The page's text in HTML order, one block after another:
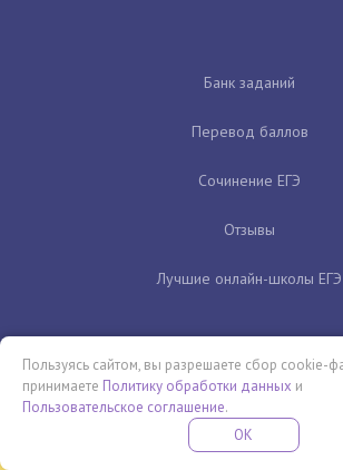
Банк заданий
Перевод баллов
Сочинение ЕГЭ
Отзывы
Лучшие онлайн-школы ЕГЭ
Бесплатная летняя школа
ПРОВЕДИ ЭТО ЛЕТО С ПОЛЬЗОЙ
Пользуясь сайтом, вы разрешаете сбор cookie-
принимаете Политику обработки данных и
Пользовательское соглашение.
OK